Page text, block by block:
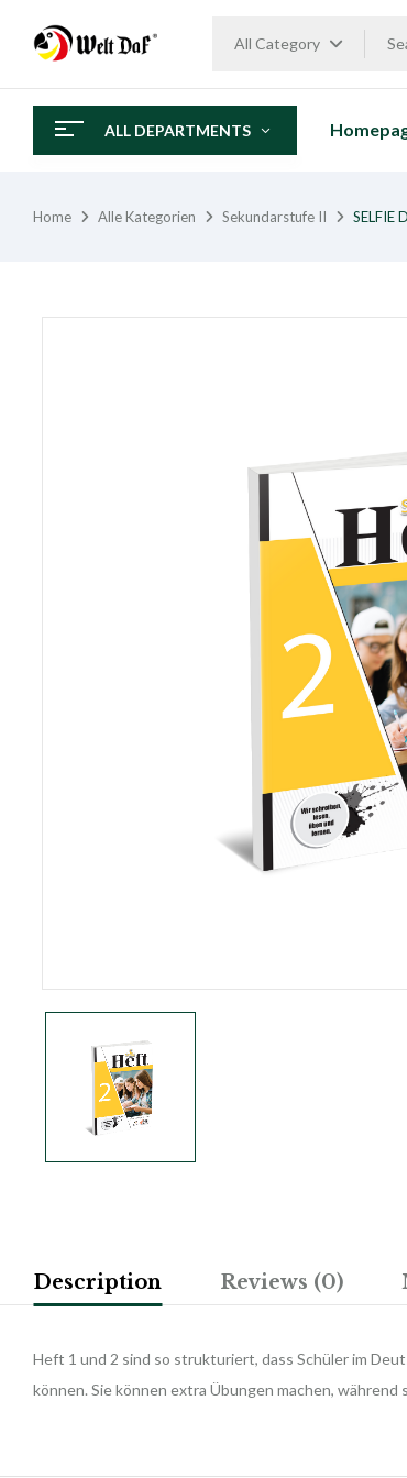
All Category
ALL DEPARTMENTS
Home Alle Kategorien Sekundarstufe II SELFIE
Description Reviews (0)
Heft 1 und 2 sind so strukturiert, dass Schüler im
können. Sie können extra Übungen machen,